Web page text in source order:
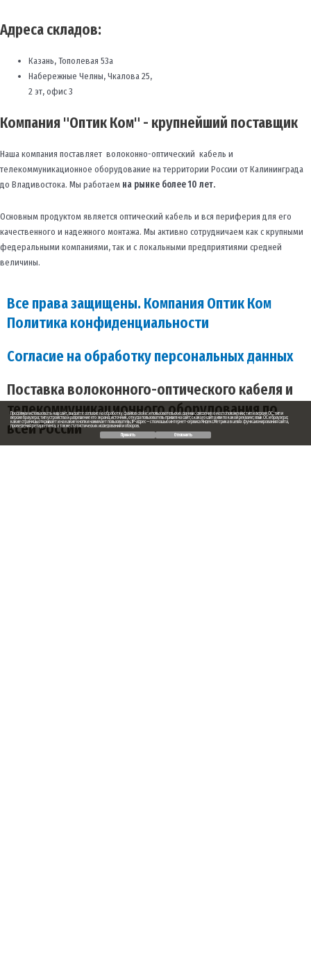
Адреса складов:
Казань, Тополевая 53а
Набережные Челны, Чкалова 25,
2 эт, офис 3
Компания "Оптик Ком" - крупнейший поставщик
Наша компания поставляет волоконно-оптический кабель и
телекоммуникационное оборудование на территории России от Калининграда
до Владивостока. Мы работаем на рынке более 10 лет.
Основным продуктом является оптический кабель и вся периферия для его
качественного и надежного монтажа. Мы активно сотрудничаем как с крупными
федеральными компаниями, так и с локальными предприятиями средней
величины.
Все права защищены. Компания Оптик Ком
Политика конфиденциальности
Согласие на обработку персональных данных
Поставка волоконного-оптического кабеля и
телекоммуникационного оборудования по
всей России
Продолжая использовать наш сайт, вы даете согласие на обработку файлов cookie и пользовательских данных: сведения о местоположении; тип и версия ОС; тип и
версия браузера; тип устройства и разрешение его экрана; источник, откуда пользователь пришел на сайт; с какого сайта или по какой рекламе; язык ОС и браузера;
какие страницы открывает и на какие кнопки нажимает пользователь; IP-адрес — с помощью интернет-сервиса Яндекс.Метрика в целях функционирования сайта,
проведения ретаргетинга, а также статистических исследований и обзоров.
Принять
Отклонить